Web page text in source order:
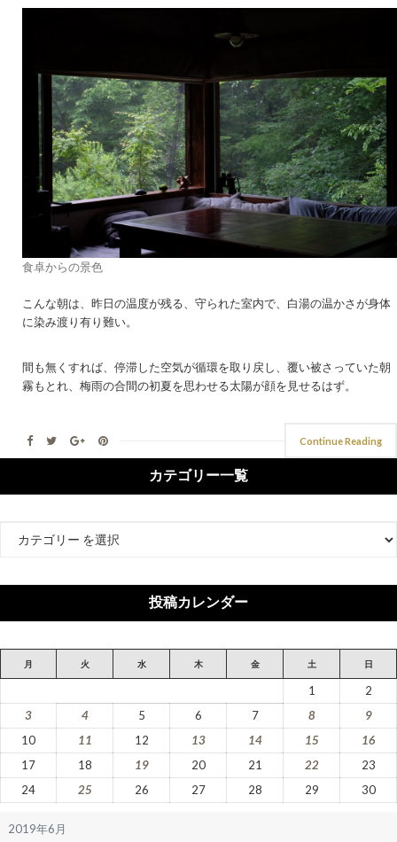
食卓からの景色
こんな朝は、昨日の温度が残る、守られた室内で、白湯の温かさが身体
に染み渡り有り難い。
間も無くすれば、停滞した空気が循環を取り戻し、覆い被さっていた朝
霧もとれ、梅雨の合間の初夏を思わせる太陽が顔を見せるはず。
Continue Reading
カテゴリー一覧
リ
投稿カレンダー
2019年6月
月 火 水 木 金 土 日
1
2
3
4 5 6 7 8
9
10
11 12 13 14 15
16
17
18 19 20 21 22
23
24
25 26 27 28 29 30